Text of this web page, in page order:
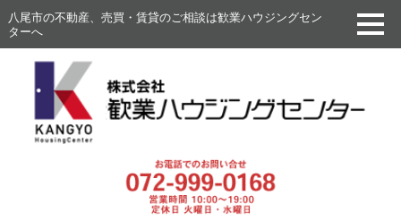
八尾市の不動産、売買・賃貸のご相談は歓業ハウジングセン
ターへ